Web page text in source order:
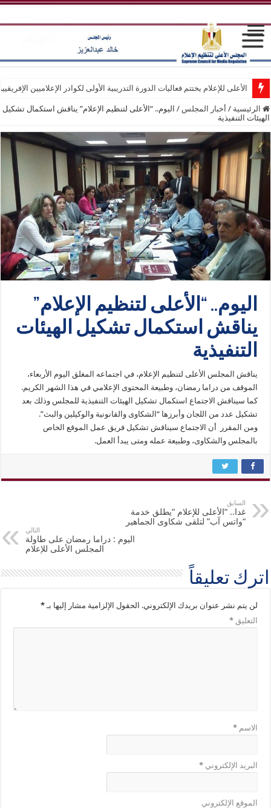
الأعلى للإعلام يختتم فعاليات الدورة التدريبية الأولى لكوادر الإعلاميين
الرئيسية / أخبار المجلس / اليوم.. “الأعلى لتنظيم الإعلام” يناقش استكمال تشكيل
الهيئات التنفيذية
اليوم.. “الأعلى لتنظيم الإعلام”
يناقش استكمال تشكيل الهيئات
التنفيذية
يناقش المجلس الأعلى لتنظيم الإعلام، في اجتماعه المغلق اليوم الأربعاء،
الموقف من دراما رمضان، وطبيعة المحتوى الإعلامي في هذا الشهر الكريم.
كما سيناقش الاجتماع استكمال تشكيل الهيئات التنفيذية للمجلس وذلك بعد
تشكيل عدد من اللجان وأبرزها “الشكاوى والقانونية والوكيلين والبث”.
ومن المقرر أن الاجتماع سيناقش تشكيل فريق عمل الموقع الخاص
بالمجلس والشكاوى، وطبيعة عمله ومتى يبدأ العمل.
السابق
غدا.. “الأعلى للإعلام “يطلق خدمة
“واتس آب” لتلقى شكاوى الجماهير
التالي
اليوم : دراما رمضان على طاولة
المجلس الأعلى للإعلام
اترك تعليقاً
لن يتم نشر عنوان بريدك الإلكتروني. الحقول الإلزامية مشار إليها بـ*
التعليق*
الاسم*
البريد الإلكتروني*
الموقع الإلكتروني